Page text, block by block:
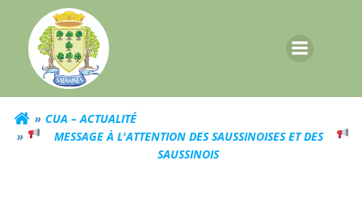
contenu
CUA – ACTUALITÉ
MESSAGE À L'ATTENTION DES SAUSSINOISES ET DES
SAUSSINOIS